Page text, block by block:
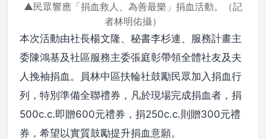
▲民眾響應「捐血救人、為善最樂」捐血活動。（記
者林明佑攝）
本次活動由社長楊文隆、秘書李杉連、服務計畫主
委陳鴻基及社區服務主委張庭彰帶領全體社友及夫
人挽袖捐血。員林中區扶輪社鼓勵民眾加入捐血行
列，特別準備全聯禮券，凡於現場完成捐血者，捐
500c.c.即贈600元禮券，捐250c.c.則贈300元禮
券，希望以實質鼓勵提升捐血意願。